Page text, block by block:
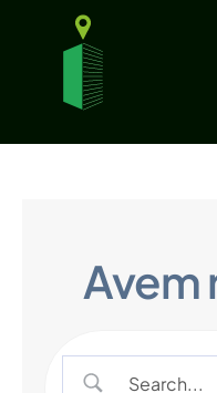
Funcționalități
Ghiduri
Avem